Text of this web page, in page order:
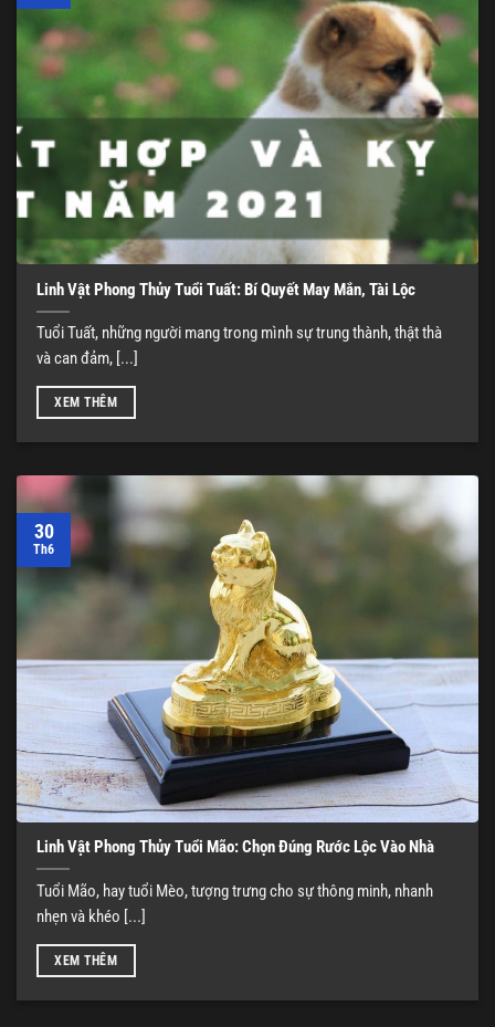
Linh Vật Phong Thủy Tuổi Tuất: Bí Quyết May Mắn, Tài Lộc
Tuổi Tuất, những người mang trong mình sự trung thành, thật thà
và can đảm, [...]
XEM THÊM
Linh Vật Phong Thủy Tuổi Mão: Chọn Đúng Rước Lộc Vào Nhà
Tuổi Mão, hay tuổi Mèo, tượng trưng cho sự thông minh, nhanh
nhẹn và khéo [...]
XEM THÊM
30
Th6